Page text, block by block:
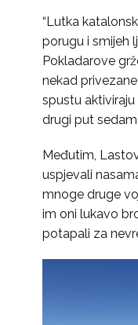
“Lutka
porugu i smijeh
Pokladarove
nekad
spustu
drugi put
Međutim,
uspjevali
mnoge druge
im oni lukavo
potapali za